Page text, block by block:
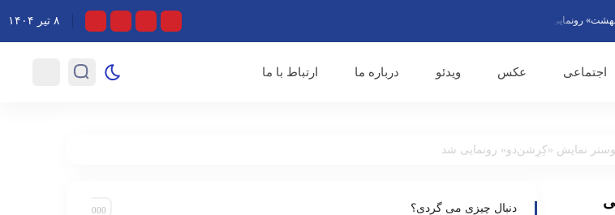
شد رائد فریدزاده در برنامه «هفت» مطرح کرد: هر کسی که برای ایران فیلم بسازد در‌ها به رویش باز است/ دبیر جشنواره فجر به‌زودی اعلام
۸ تیر ۱۴۰۴
اجتماعی عکس ویدئو درباره ما ارتباط با ما
نمایش «کِرِشن‌دو» رونمایی شد
دنبال چیزی می گردی؟